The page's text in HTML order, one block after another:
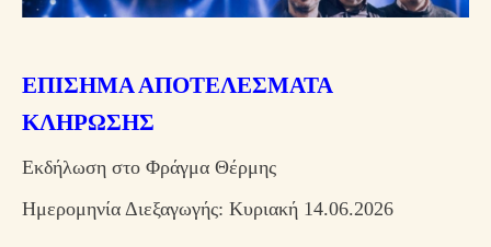
ΕΠΙΣΗΜΑ ΑΠΟΤΕΛΕΣΜΑΤΑ
ΚΛΗΡΩΣΗΣ
Εκδήλωση στο Φράγμα Θέρμης
Ημερομηνία Διεξαγωγής: Κυριακή 14.06.2026